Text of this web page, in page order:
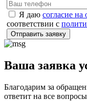
Я даю согласие
соответствии с
Отправить заявку
Ваша заявка
Благодарим за
ответит на все вопросы